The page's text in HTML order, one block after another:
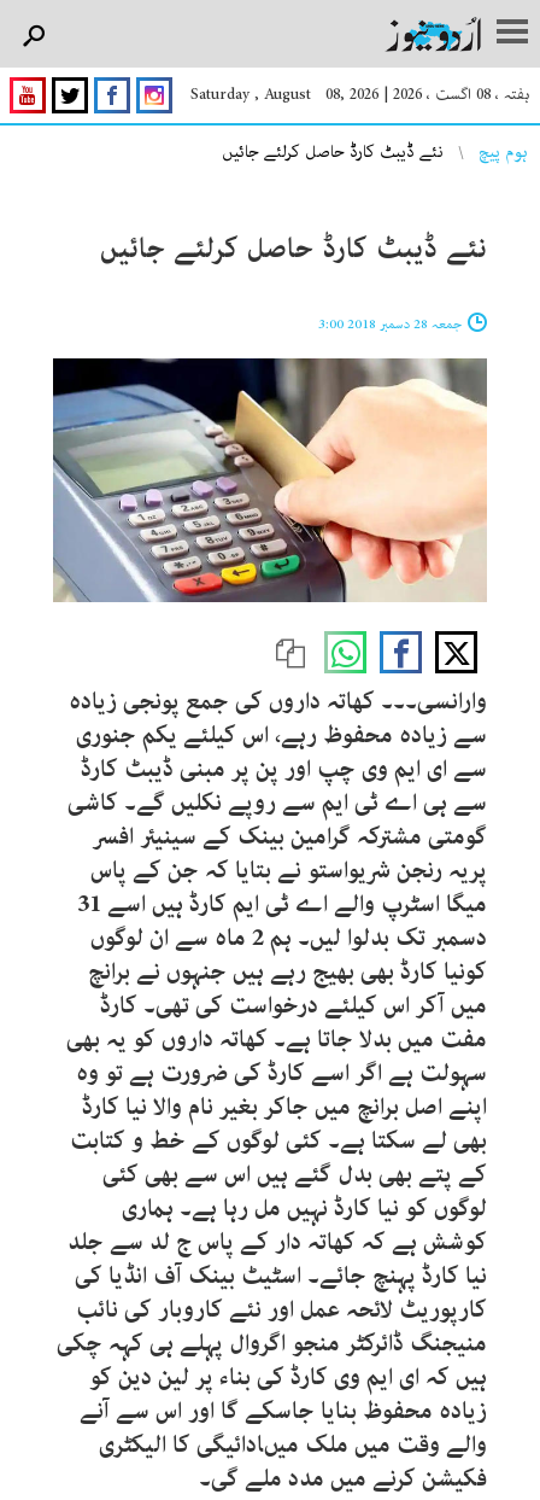
ہفتہ ، 08 اگست ، 2026 |
Saturday , August 08, 2026
You are here
ہوم پیچ نئے ڈیبٹ کارڈ حاصل کرلئے جائیں
نئے ڈیبٹ کارڈ حاصل کرلئے جائیں
جمعہ 28 دسمبر 2018 3:00
وارانسی۔۔۔ کھاتہ داروں کی جمع پونجی زیادہ
سے زیادہ محفوظ رہے، اس کیلئے یکم جنوری
سے ای ایم وی چپ اور پن پر مبنی ڈیبٹ کارڈ
سے ہی اے ٹی ایم سے روپے نکلیں گے۔ کاشی
گومتی مشترکہ گرامین بینک کے سینیئر افسر
پریہ رنجن شریواستو نے بتایا کہ جن کے پاس
میگا اسٹرپ والے اے ٹی ایم کارڈ ہیں اسے 31
دسمبر تک بدلوا لیں۔ ہم 2 ماہ سے ان لوگوں
کونیا کارڈ بھی بھیج رہے ہیں جنہوں نے برانچ
میں آکر اس کیلئے درخواست کی تھی۔ کارڈ
مفت میں بدلا جاتا ہے۔ کھاتہ داروں کو یہ بھی
سہولت ہے اگر اسے کارڈ کی ضرورت ہے تو وہ
اپنے اصل برانچ میں جاکر بغیر نام والا نیا کارڈ
بھی لے سکتا ہے۔ کئی لوگوں کے خط و کتابت
کے پتے بھی بدل گئے ہیں اس سے بھی کئی
لوگوں کو نیا کارڈ نہیں مل رہا ہے۔ ہماری
کوشش ہے کہ کھاتہ دار کے پاس ج لد سے جلد
نیا کارڈ پہنچ جائے۔ اسٹیٹ بینک آف انڈیا کی
کارپوریٹ لائحہ عمل اور نئے کاروبار کی نائب
منیجنگ ڈائرکٹر منجو اگروال پہلے ہی کہہ چکی
ہیں کہ ای ایم وی کارڈ کی بناء پر لین دین کو
زیادہ محفوظ بنایا جاسکے گا اور اس سے آنے
والے وقت میں ملک میںادائیگی کا الیکٹری
فکیشن کرنے میں مدد ملے گی۔